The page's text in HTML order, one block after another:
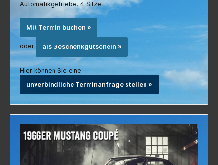
Automatikgetriebe, 4 Sitze
Mit Termin buchen »
oder als Geschenkgutschein »
Hier können Sie eine
unverbindliche Terminanfrage stellen »